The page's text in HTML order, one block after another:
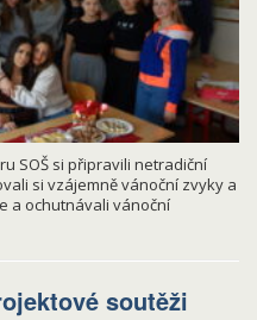
SOŠ si připravili netradiční
si vzájemně vánoční zvyky a
a ochutnávali vánoční
soutěži